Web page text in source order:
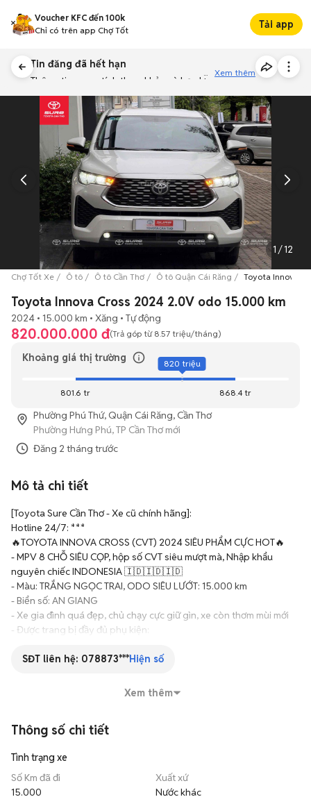
Voucher KFC đến 100k
Chỉ có trên app Chợ Tốt
Tải app
Tin đăng đã hết hạn
Thông tin mang tính tham khảo và bạn không thể liên hệ với
người bán. Bạn hãy tham khảo thêm các tin đăng tương tự
khác dưới đây nhé!
Xem thêm
1 /12
Chợ Tốt Xe Ô tô Ô tô Cần Thơ Ô tô Quận Cái Răng Toyota Innova
Toyota Innova Cross 2024 2.0V odo 15.000 km
2024 15.000 km Xăng Tự động
820.000.000 đ(Trả góp từ 8.57 triệu/tháng)
Khoảng giá thị trường
801.6 tr 868.4 tr
820 triệu
Phường Phú Thứ, Quận Cái Răng, Cần Thơ
Phường Hưng Phú, TP Cần Thơ mới
Đăng 2 tháng trước
Mô tả chi tiết
[Toyota Sure Cần Thơ - Xe cũ chính hãng]:
Hotline 24/7: ***
🔥TOYOTA INNOVA CROSS (CVT) 2024 SIÊU PHẨM CỰC HOT🔥
- MPV 8 CHỖ SIÊU CỌP, hộp số CVT siêu mượt mà, Nhập khẩu
nguyên chiếc INDONESIA 🇮🇩🇮🇩🇮🇩
- Màu: TRẮNG NGỌC TRAI, ODO SIÊU LƯỚT: 15.000 km
- Biển số: AN GIANG
- Xe gia đình quá đẹp, chủ chạy cực giữ gìn, xe còn thơm mùi mới
- Được trang bị đầy đủ phụ kiện:
+ Sơn chống rỉ gầm xe
+ Cốp điện
---------------------------------
Chỉ: 820.000.000 đồng
---------------------------------
SĐT liên hệ: 078873***Hiện số
Xem thêm
Thông số chi tiết
Tình trạng xe
Số Km đã đi
15.000
Xuất xứ
Nước khác